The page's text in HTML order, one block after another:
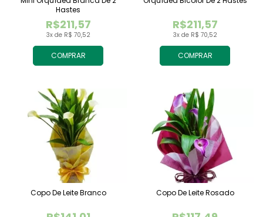
COMPRAR
3x de R$ 70,52
R$211,57
Hastes
COMPRAR
3x de R$ 70,52
R$211,57
Copo De Leite Branco Copo De Leite Rosado